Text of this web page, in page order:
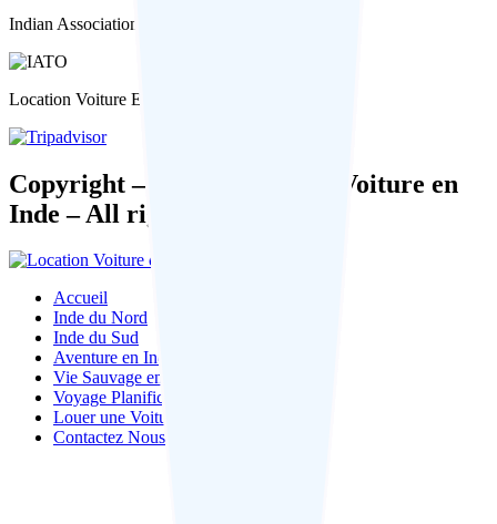
Indian Association of Tour Operators (IATO)
Location Voiture En Inde on Tripadvisor
Copyright – 2026 – Location Voiture en
Inde – All rights reserved.
Accueil
Inde du Nord
Inde du Sud
Aventure en Inde
Vie Sauvage en Inde
Voyage Planification
Louer une Voiture
Contactez Nous